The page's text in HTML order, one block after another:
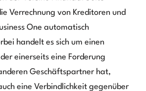
Verrechnung von Kreditoren und
One automatisch
handelt es sich um einen
einerseits eine Forderung
Geschäftspartner hat,
eine Verbindlichkeit gegenüber